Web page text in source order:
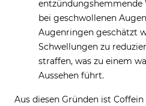
entzündungshemmende
bei geschwollenen
Augenringen geschätzt
Schwellungen zu
straffen, was zu einem
Aussehen führt.
Aus diesen Gründen ist